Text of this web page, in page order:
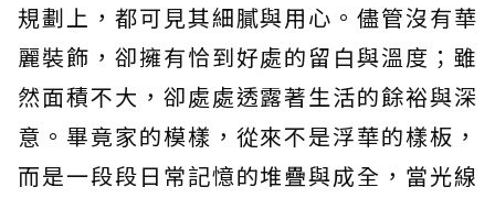
規劃上，都可見其細膩與用心。儘管沒有華
麗裝飾，卻擁有恰到好處的留白與溫度；雖
然面積不大，卻處處透露著生活的餘裕與深
意。畢竟家的模樣，從來不是浮華的樣板，
而是一段段日常記憶的堆疊與成全，當光線